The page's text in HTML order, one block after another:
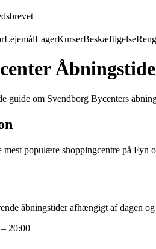
LejemålLagerKurserBeskæftigelse
guide om Svendborg Bycenters
mest populære shoppingcentre på
åbningstider afhængigt af dagen
20:00